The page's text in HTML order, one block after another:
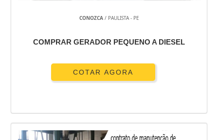
CONOZCA/ PAULISTA - PE
COMPRAR GERADOR PEQUENO A DIESEL
COTAR AGORA